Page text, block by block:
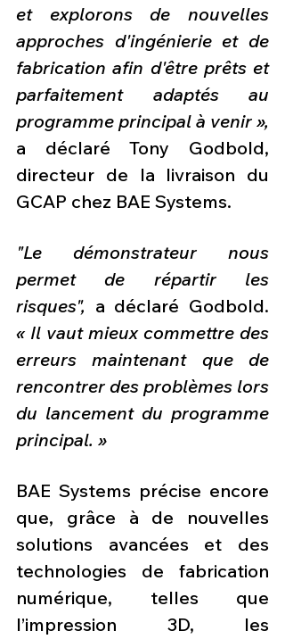
et explorons de nouvelles
approches d'ingénierie et de
fabrication afin d'être prêts et
parfaitement adaptés au
programme principal à venir »,
a déclaré Tony Godbold,
directeur de la livraison du
GCAP chez BAE Systems.
"Le démonstrateur nous
permet de répartir les
risques",
« Il vaut mieux commettre des
erreurs maintenant que de
rencontrer des problèmes lors
du lancement du programme
principal. »
BAE Systems précise encore
que, grâce à de nouvelles
solutions avancées et des
technologies de fabrication
numérique, telles que
l’impression 3D, les